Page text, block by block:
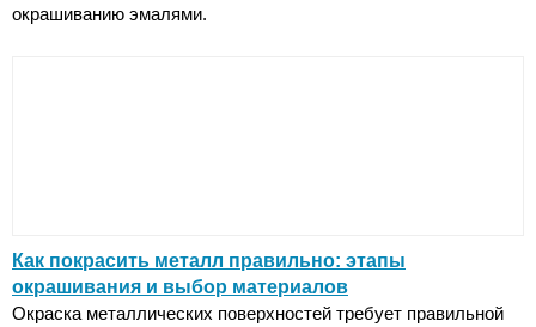
окрашиванию эмалями.
Как покрасить металл правильно: этапы
окрашивания и выбор материалов
Окраска металлических поверхностей требует правильной